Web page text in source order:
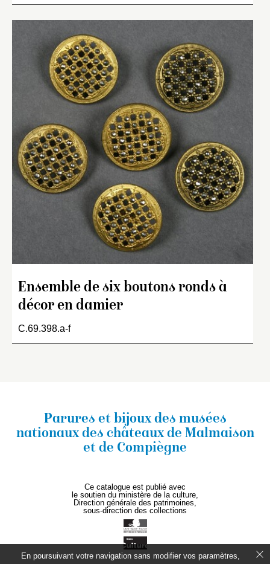
Ensemble de six boutons ronds à
décor en damier
C.69.398.a-f
Parures et bijoux des musées
nationauxdes châteaux de Malmaison
et de Compiègne
Ce catalogue est publié avec
le soutien du ministère de la culture,
Direction générale des patrimoines,
sous-direction des collections
En poursuivant votre navigation sans modifier vos paramètres,